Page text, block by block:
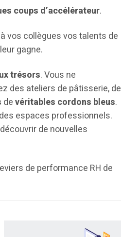
coups d’accélérateur.
vos collègues vos talents de
gagne.
trésors. Vous ne
des ateliers de pâtisserie, de
devéritables cordons bleus.
espaces professionnels.
de nouvelles
de performance RH de